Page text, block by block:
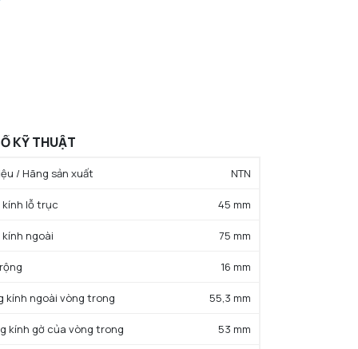
KỸ THUẬT
/ Hãng sản xuất NTN
lỗ trục 45 mm
kính ngoài 75 mm
16 mm
kính ngoài vòng trong 55,3 mm
kính gờ của vòng trong 53 mm